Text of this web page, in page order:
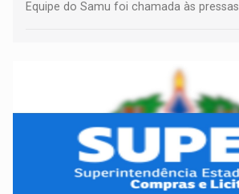
Equipe do Samu foi chamada às pressas